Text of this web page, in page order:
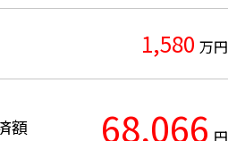
1,580 万円
額 68,066 円